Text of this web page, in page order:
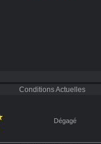
Conditions Actuelles
Dégagé